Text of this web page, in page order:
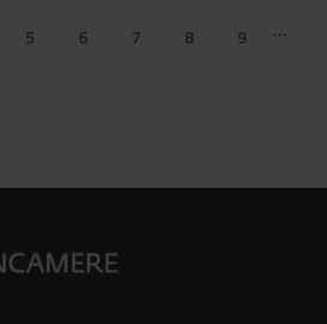
Paginazione
Page
5 Page
6 Page
7 Page
8 Page
9 …